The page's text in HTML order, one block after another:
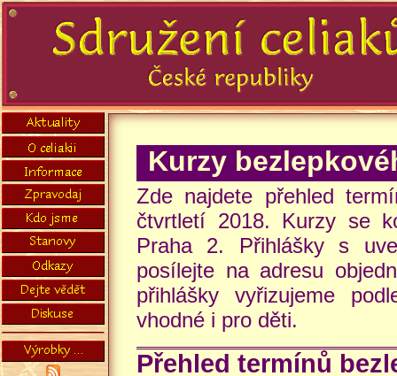
Kurzy
Zde najdete přehled
čtvrtletí 2018. Kurzy se
Praha 2. Přihlášky s
posílejte na adresu
přihlášky vyřizujeme
vhodné i pro děti.
Přehled termínů